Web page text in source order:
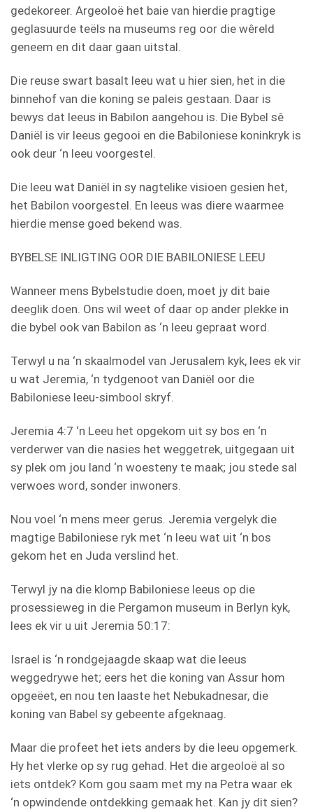
gedekoreer. Argeoloë het baie van hierdie pragtige
geglasuurde teëls na museums reg oor die wêreld
geneem en dit daar gaan uitstal.
Die reuse swart basalt leeu wat u hier sien, het in die
binnehof van die koning se paleis gestaan. Daar is
bewys dat leeus in Babilon aangehou is. Die Bybel sê
Daniël is vir leeus gegooi en die Babiloniese koninkryk is
ook deur ‘n leeu voorgestel.
Die leeu wat Daniël in sy nagtelike visioen gesien het,
het Babilon voorgestel. En leeus was diere waarmee
hierdie mense goed bekend was.
BYBELSE INLIGTING OOR DIE BABILONIESE LEEU
Wanneer mens Bybelstudie doen, moet jy dit baie
deeglik doen. Ons wil weet of daar op ander plekke in
die bybel ook van Babilon as ‘n leeu gepraat word.
Terwyl u na ‘n skaalmodel van Jerusalem kyk, lees ek vir
u wat Jeremia, ‘n tydgenoot van Daniël oor die
Babiloniese leeu-simbool skryf.
Jeremia 4:7 ‘n Leeu het opgekom uit sy bos en ‘n
verderwer van die nasies het weggetrek, uitgegaan uit
sy plek om jou land ‘n woesteny te maak; jou stede sal
verwoes word, sonder inwoners.
Nou voel ‘n mens meer gerus. Jeremia vergelyk die
magtige Babiloniese ryk met ‘n leeu wat uit ‘n bos
gekom het en Juda verslind het.
Terwyl jy na die klomp Babiloniese leeus op die
prosessieweg in die Pergamon museum in Berlyn kyk,
lees ek vir u uit Jeremia 50:17:
Israel is ‘n rondgejaagde skaap wat die leeus
weggedrywe het; eers het die koning van Assur hom
opgeëet, en nou ten laaste het Nebukadnesar, die
koning van Babel sy gebeente afgeknaag.
Maar die profeet het iets anders by die leeu opgemerk.
Hy het vlerke op sy rug gehad. Het die argeoloë al so
iets ontdek? Kom gou saam met my na Petra waar ek
‘n opwindende ontdekking gemaak het. Kan jy dit sien?